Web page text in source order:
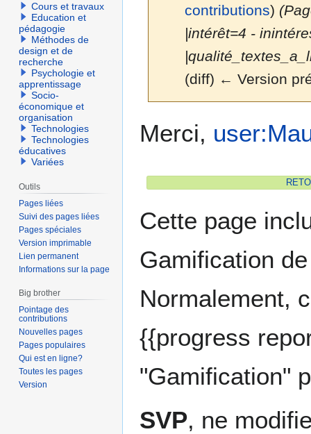
contributions)
|intérêt=4 -
(diff) ← Version
Merci,
Cette page
Gamification
Normalement,
{{progress
"Gamification"
SVP, ne
Cours et travaux
Education et
pédagogie
Méthodes de
design et de
recherche
Psychologie et
apprentissage
Socio-
économique et
organisation
Technologies
Technologies
éducatives
Variées
Outils
Pages liées
Suivi des pages liées
Pages spéciales
Version imprimable
Lien permanent
Informations sur la page
Big brother
Pointage des
contributions
Nouvelles pages
Pages populaires
Qui est en ligne?
Toutes les pages
Version